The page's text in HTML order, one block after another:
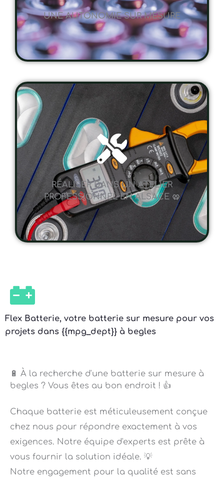
RÉALISER DANS UN ATELIER
PROFESSIONNEL EN ALSACE 🥨
Flex Batterie, votre batterie sur mesure pour vos
projets dans {{mpg_dept}} à begles
begles ? Vous êtes au bon endroit ! 👍
chez nous pour répondre exactement à vos
exigences. Notre équipe d'experts est prête à
vous fournir la solution idéale. 💡
Notre engagement pour la qualité est sans
faille ! Nos batteries sur mesure sont conçues